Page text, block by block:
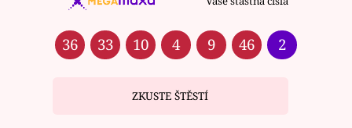
36 33 10 4 9 46 2
ZKUSTE ŠTĚSTÍ